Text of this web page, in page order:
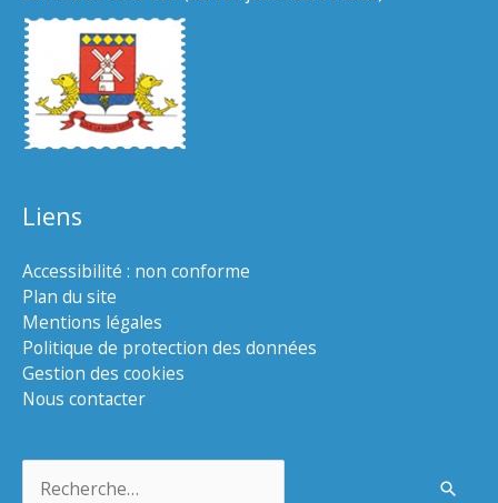
Liens
Accessibilité : non conforme
Plan du site
Mentions légales
Politique de protection des données
Gestion des cookies
Nous contacter